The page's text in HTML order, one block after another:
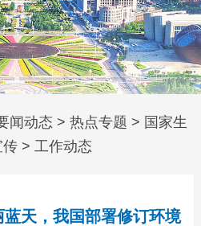
闻动态 > 热点专题 > 国家生
传> 工作动态
天，我国部署修订环境